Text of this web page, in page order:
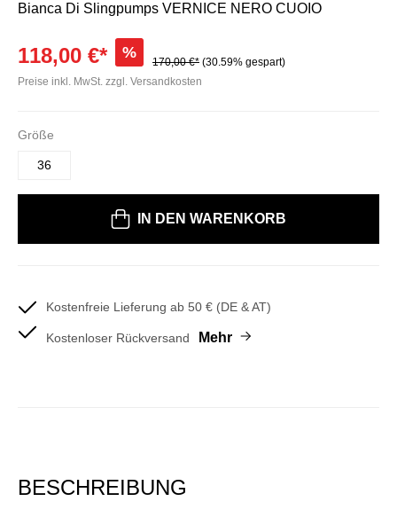
Bianca Di Slingpumps VERNICE NERO CUOIO
118,00 €* %
170,00 €* (30.59% gespart)
Preise inkl. MwSt. zzgl. Versandkosten
Größe
36
IN DEN WARENKORB
Kostenfreie Lieferung ab 50 € (DE & AT)
Kostenloser Rückversand Mehr
BESCHREIBUNG